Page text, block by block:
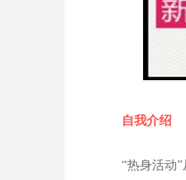
自我介绍
“热身活动